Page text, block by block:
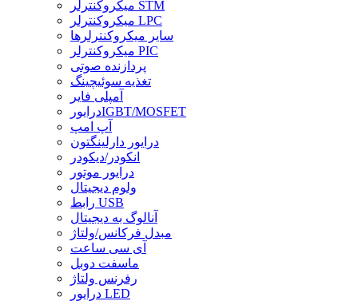
میکروکنترلر STM
میکروکنترلر LPC
سایر میکروکنترلرها
میکروکنترلر PIC
پردازنده صوتی
تغذیه سوئیچینگ
آمپلی فایر
درایورIGBT/MOSFET
آپ امپ
درایور دارلینگتون
انکودر/دیکودر
درایور موتور
ولوم دیجیتال
رابط USB
آنالوگ به دیجیتال
مبدل فرکانس/ولتاژ
آی سی ساعت
ماسفت دوبل
رفرنس ولتاژ
درایور LED